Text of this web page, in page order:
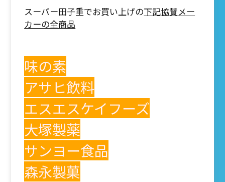
スーパー田子重でお買い上げの下記協賛メー
カーの全商品
味の素
アサヒ飲料
エスエスケイフーズ
大塚製薬
サンヨー食品
森永製菓